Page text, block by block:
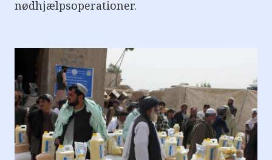
nødhjælpsoperationer.